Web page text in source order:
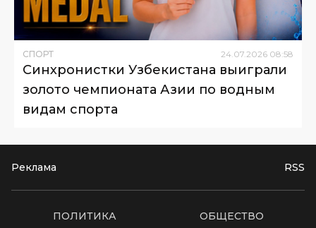
СПОРТ 24.07.2026 08:58
Синхронистки Узбекистана выиграли
золото чемпионата Азии по водным
видам спорта
Реклама RSS
ПОЛИТИКА
ОБЩЕСТВО